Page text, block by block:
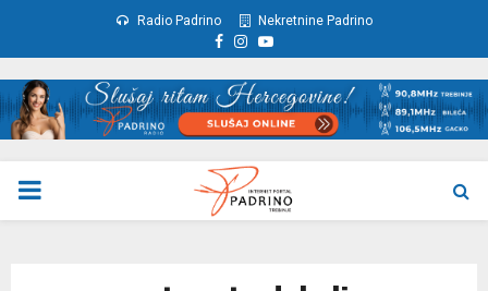
Radio Padrino Nekretnine Padrino
Facebook
Instagram
Youtube
PRIMARY